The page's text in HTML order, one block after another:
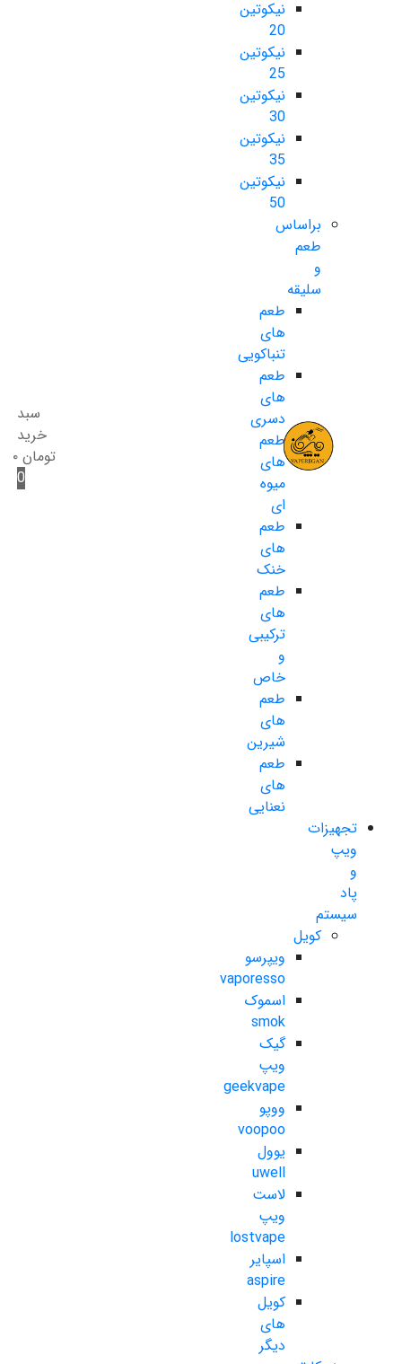
نیکوتین
20
نیکوتین
25
نیکوتین
30
نیکوتین
35
نیکوتین
50
براساس
طعم
و
سلیقه
طعم
های
تنباکویی
طعم
های
دسری
طعم
های
میوه
ای
طعم
های
خنک
طعم
های
ترکیبی
و
خاص
طعم
های
شیرین
طعم
های
نعنایی
تجهیزات
ویپ
و
پاد
سیستم
کویل
ویپرسو
vaporesso
اسموک
smok
گیک
ویپ
geekvape
ووپو
voopoo
یوول
uwell
لاست
ویپ
lostvape
اسپایر
aspire
کویل
های
دیگر
سبد
خرید
تومان ۰
0